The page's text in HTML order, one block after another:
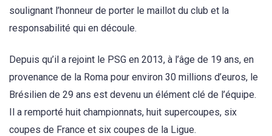
soulignant l’honneur de porter le maillot du club et la
responsabilité qui en découle.
Depuis qu’il a rejoint le PSG en 2013, à l’âge de 19 ans, en
provenance de la Roma pour environ 30 millions d’euros, le
Brésilien de 29 ans est devenu un élément clé de l’équipe.
Il a remporté huit championnats, huit supercoupes, six
coupes de France et six coupes de la Ligue.